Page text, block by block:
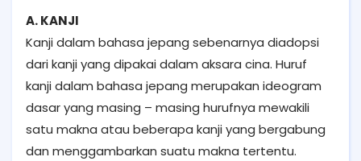
A. KANJI
Kanji dalam bahasa jepang sebenarnya diadopsi
dari kanji yang dipakai dalam aksara cina. Huruf
kanji dalam bahasa jepang merupakan ideogram
dasar yang masing – masing hurufnya mewakili
satu makna atau beberapa kanji yang bergabung
dan menggambarkan suatu makna tertentu.